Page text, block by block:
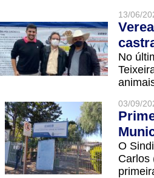
13/06/
No
03/09/
O
Carlos